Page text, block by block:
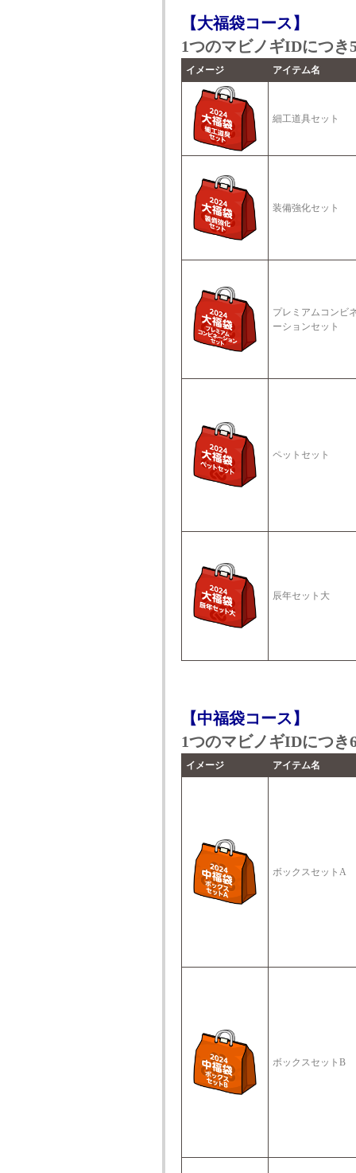
【大福袋コース】
1つのマビノギIDにつき
イメージ アイテム名
細工道具セット
装備強化セット
プレミアムコンビ
ーションセット
ペットセット
辰年セット大
【中福袋コース】
1つのマビノギIDにつき
イメージ アイテム名
ボックスセットA
ボックスセットB